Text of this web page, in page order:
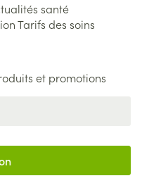
santé
Tarifs des soins
et promotions